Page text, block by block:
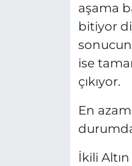
aşama
bitiyor
ise
çıkıyor.
En
İkili